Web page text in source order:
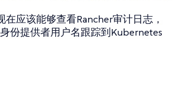
在应该能够查看Rancher审计日志，
份提供者用户名跟踪到Kubernetes